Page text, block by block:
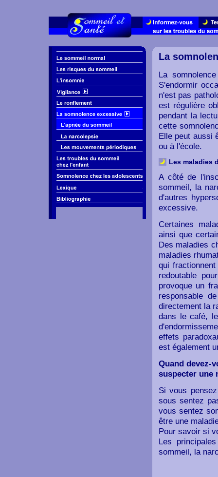
La
La
S'endormir
n'est pas
est régulière
pendant la
cette
Elle peut aussi
ou à l'école.
Les maladies
A côté de
sommeil, la
d'autres
excessive.
Certaines
ainsi que
Des maladies
maladies
qui
redoutable
provoque un
responsable
directement la
dans le café,
effets
est également
Quand devez-
suspecter une
Si vous
sous sentez
vous sentez
être une
Pour savoir si
Les
sommeil, la